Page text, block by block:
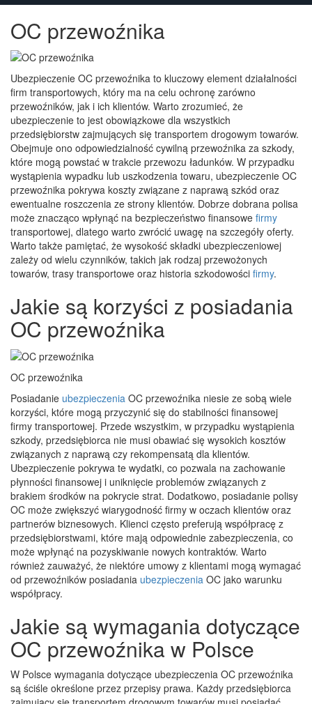
OC przewoźnika
Ubezpieczenie OC przewoźnika to kluczowy element działalności
firm transportowych, który ma na celu ochronę zarówno
przewoźników, jak i ich klientów. Warto zrozumieć, że
ubezpieczenie to jest obowiązkowe dla wszystkich
przedsiębiorstw zajmujących się transportem drogowym towarów.
Obejmuje ono odpowiedzialność cywilną przewoźnika za szkody,
które mogą powstać w trakcie przewozu ładunków. W przypadku
wystąpienia wypadku lub uszkodzenia towaru, ubezpieczenie OC
przewoźnika pokrywa koszty związane z naprawą szkód oraz
ewentualne roszczenia ze strony klientów. Dobrze dobrana polisa
może znacząco wpłynąć na bezpieczeństwo finansowe firmy
transportowej, dlatego warto zwrócić uwagę na szczegóły oferty.
Warto także pamiętać, że wysokość składki ubezpieczeniowej
zależy od wielu czynników, takich jak rodzaj przewożonych
towarów, trasy transportowe oraz historia szkodowości firmy.
Jakie są korzyści z posiadania
OC przewoźnika
OC przewoźnika
Posiadanie ubezpieczenia OC przewoźnika niesie ze sobą wiele
korzyści, które mogą przyczynić się do stabilności finansowej
firmy transportowej. Przede wszystkim, w przypadku wystąpienia
szkody, przedsiębiorca nie musi obawiać się wysokich kosztów
związanych z naprawą czy rekompensatą dla klientów.
Ubezpieczenie pokrywa te wydatki, co pozwala na zachowanie
płynności finansowej i uniknięcie problemów związanych z
brakiem środków na pokrycie strat. Dodatkowo, posiadanie polisy
OC może zwiększyć wiarygodność firmy w oczach klientów oraz
partnerów biznesowych. Klienci często preferują współpracę z
przedsiębiorstwami, które mają odpowiednie zabezpieczenia, co
może wpłynąć na pozyskiwanie nowych kontraktów. Warto
również zauważyć, że niektóre umowy z klientami mogą wymagać
od przewoźników posiadania ubezpieczenia OC jako warunku
współpracy.
Jakie są wymagania dotyczące
OC przewoźnika w Polsce
W Polsce wymagania dotyczące ubezpieczenia OC przewoźnika
są ściśle określone przez przepisy prawa. Każdy przedsiębiorca